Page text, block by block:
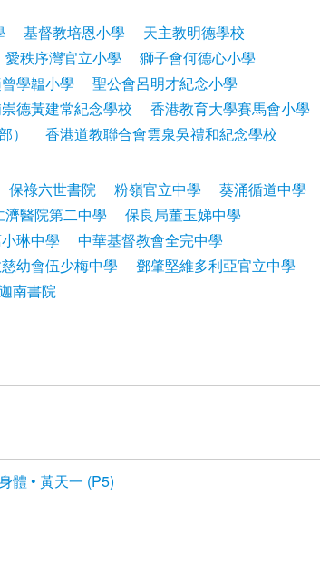
基督教培恩小學
天主教明德學校
愛秩序灣官立小學
獅子會何德心小學
學韞小學
聖公會呂明才紀念小學
德黃建常紀念學校
香港教育大學賽馬會小學
） 香港道教聯合會雲泉吳禮和紀念學校
保祿六世書院 粉嶺官立中學
葵涌循道中學
濟醫院第二中學
保良局董玉娣中學
琳中學
中華基督教會全完中學
幼會伍少梅中學
鄧肇堅維多利亞官立中學
南書院
體 • 黃天一 (P5)